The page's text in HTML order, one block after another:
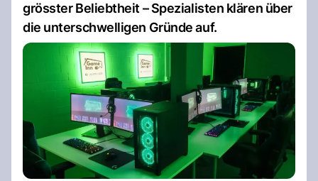
grösster Beliebtheit – Spezialisten klären über
die unterschwelligen Gründe auf.